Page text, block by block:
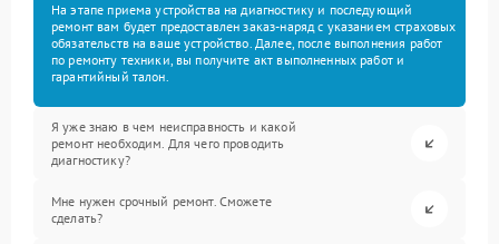
На этапе приема устройства на диагностику и последующий
ремонт вам будет предоставлен заказ-наряд с указанием страховых
обязательств на ваше устройство. Далее, после выполнения работ
по ремонту техники, вы получите акт выполненных работ и
гарантийный талон.
Я уже знаю в чем неисправность и какой
ремонт необходим. Для чего проводить
диагностику?
Мне нужен срочный ремонт. Сможете
сделать?